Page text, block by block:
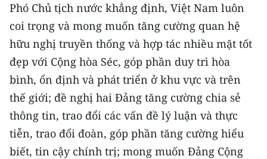
Video
Media Chính trị
Media Kinh tế
Media Văn hóa
Media Xã hội
Media Pháp luật
Phó Chủ tịch nước khẳng định, Việt Nam luôn
coi trọng và mong muốn tăng cường quan hệ
hữu nghị truyền thống và hợp tác nhiều mặt tốt
đẹp với Cộng hòa Séc, góp phần duy trì hòa
bình, ổn định và phát triển ở khu vực và trên
thế giới; đề nghị hai Đảng tăng cường chia sẻ
thông tin, trao đổi các vấn đề lý luận và thực
tiễn, trao đổi đoàn, góp phần tăng cường hiểu
biết, tin cậy chính trị; mong muốn Đảng Cộng